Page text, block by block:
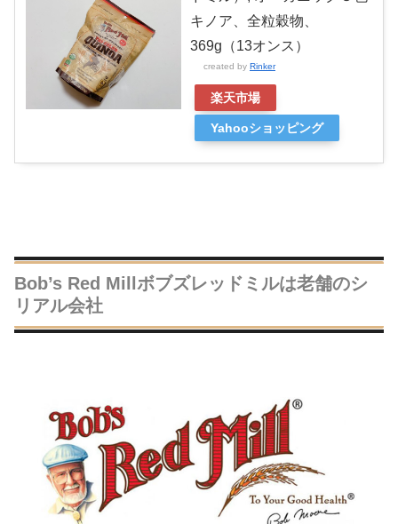
キノア、全粒穀物、
369g（13オンス）
created by Rinker
楽天市場
Yahooショッピング
Bob’s Red Millボブズレッドミルは老舗のシ
リアル会社